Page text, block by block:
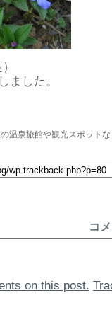
ました。
温泉旅館や観光スポット
コ
on this post.